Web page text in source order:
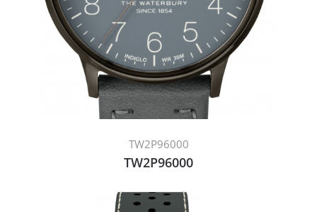
TW2P96000
TW2P96000